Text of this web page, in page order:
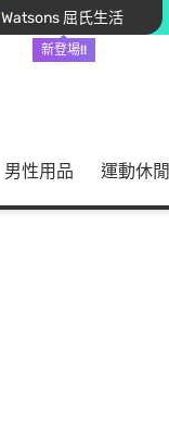
Watsons 屈氏生活
新登場!!
男性用品 運動休閒